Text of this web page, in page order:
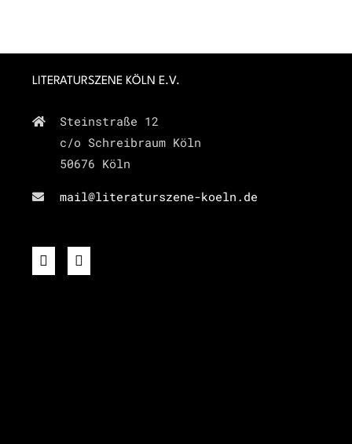
LITERATURSZENE KÖLN E.V.
Steinstraße 12
c/o Schreibraum Köln
50676 Köln
mail@literaturszene-koeln.de